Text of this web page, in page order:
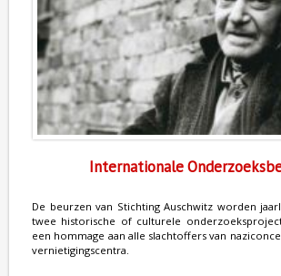
Internationale
De beurzen van Stichting Auschwitz worden
twee historische of culturele
een hommage aan alle slachtoffers van
vernietigingscentra.